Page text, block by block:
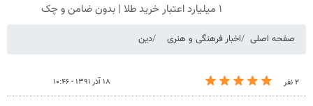
۱ میلیارد اعتبار خرید طلا | بدون ضامن و چک
صفحه اصلی اخبار فرهنگی و هنری دین
۲ نفر ۱۸ آذر ۱۳۹۱ - ۱۰:۴۶